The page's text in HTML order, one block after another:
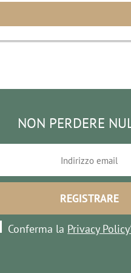
NON PERDERE
Conferma la Privacy